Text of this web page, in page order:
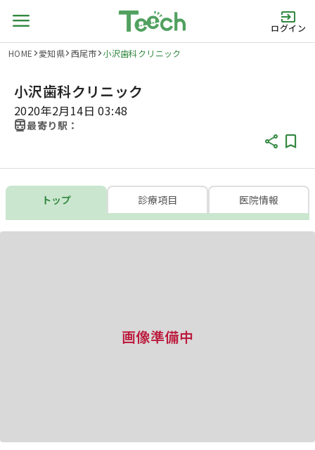
ログイン
HOME 愛知県 西尾市 小沢歯科クリニック
小沢歯科クリニック
2020年2月14日 03:48
最寄り駅：
トップ 診療項目 医院情報
画像準備中